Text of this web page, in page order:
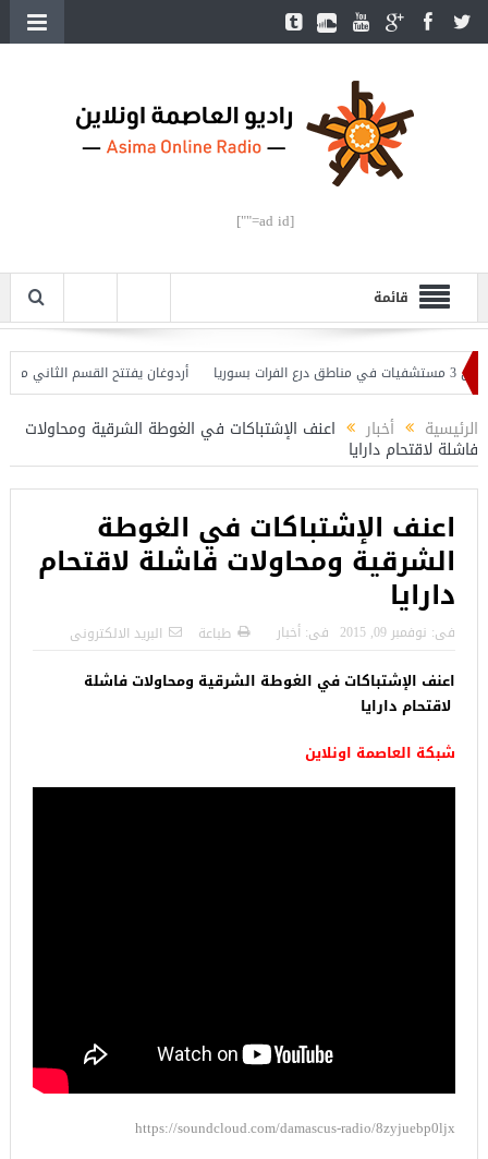
[ad id=""]
قائمة
أردوغان يفتتح القسم الثاني من خط
الرئيسية أخبار اعنف الإشتباكات في الغوطة الشرقية ومحاولات
فاشلة لاقتحام دارايا
اعنف الإشتباكات في الغوطة
الشرقية ومحاولات فاشلة لاقتحام
دارايا
فى: نوفمبر 09, 2015 فى: أخبار طباعة البريد الالكترونى
اعنف الإشتباكات في الغوطة الشرقية ومحاولات فاشلة
لاقتحام دارايا
شبكة العاصمة اونلاين
https://soundcloud.com/damascus-radio/8zyjuebp0ljx